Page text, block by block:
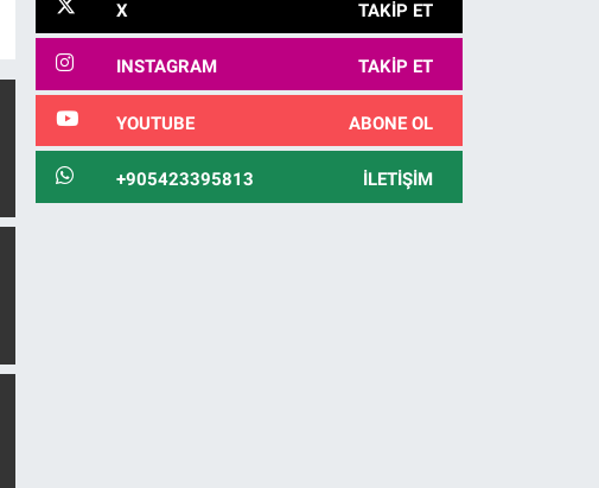
X TAKIP ET
INSTAGRAM TAKIP ET
YOUTUBE ABONE OL
+905423395813 İLETIŞIM